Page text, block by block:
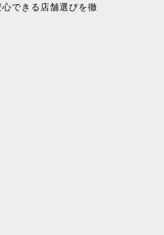
心できる店舗選びを徹